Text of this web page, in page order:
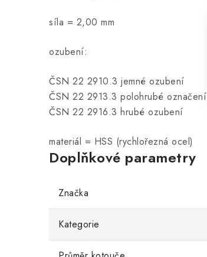
síla = 2,00 mm
ozubení:
ČSN 22 2910.3 jemné ozubení
ČSN 22 2913.3 polohrubé označení
ČSN 22 2916.3 hrubé ozubení
materiál = HSS (rychlořezná ocel)
Doplňkové parametry
Značka
Kategorie